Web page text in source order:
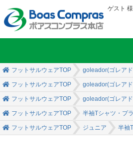
ゲスト
フットサルウェアTOP goleador(ゴレア
フットサルウェアTOP goleador(ゴレア
フットサルウェアTOP goleador(ゴレア
フットサルウェアTOP 半袖Tシャツ・プラ
フットサルウェアTOP ジュニア 半袖